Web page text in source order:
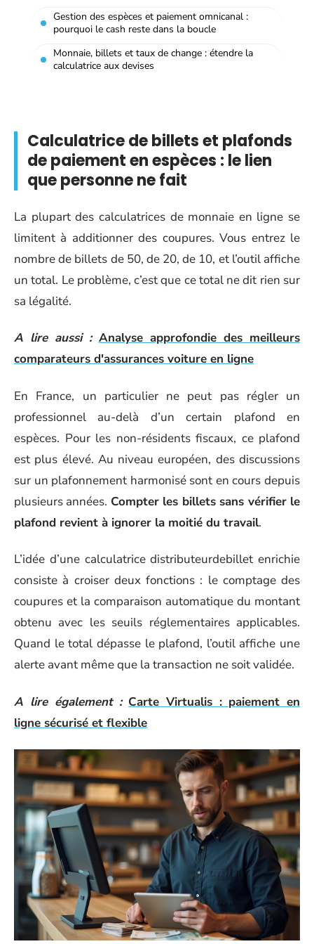
Gestion des espèces et paiement omnicanal :
pourquoi le cash reste dans la boucle
Monnaie, billets et taux de change : étendre la
calculatrice aux devises
Calculatrice de billets et plafonds
de paiement en espèces : le lien
que personne ne fait
La plupart des calculatrices de monnaie en ligne se
limitent à additionner des coupures. Vous entrez le
nombre de billets de 50, de 20, de 10, et l’outil affiche
un total. Le problème, c’est que ce total ne dit rien sur
sa légalité.
A lire aussi : Analyse approfondie des meilleurs
comparateurs d'assurances voiture en ligne
En France, un particulier ne peut pas régler un
professionnel au-delà d’un certain plafond en
espèces. Pour les non-résidents fiscaux, ce plafond
est plus élevé. Au niveau européen, des discussions
sur un plafonnement harmonisé sont en cours depuis
plusieurs années. Compter les billets sans vérifier le
plafond revient à ignorer la moitié du travail.
L’idée d’une calculatrice distributeurdebillet enrichie
consiste à croiser deux fonctions : le comptage des
coupures et la comparaison automatique du montant
obtenu avec les seuils réglementaires applicables.
Quand le total dépasse le plafond, l’outil affiche une
alerte avant même que la transaction ne soit validée.
A lire également : Carte Virtualis : paiement en
ligne sécurisé et flexible